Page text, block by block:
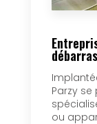
Parzy
ou